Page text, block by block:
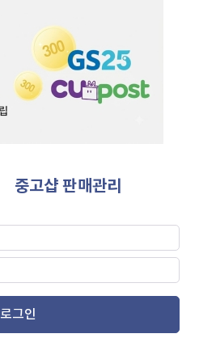
중고샵 판매관리
로그인